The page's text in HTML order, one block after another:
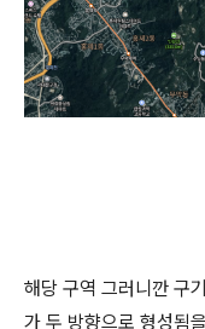
해당 구역 그러니깐 구
가 두 방향으로 형성됨